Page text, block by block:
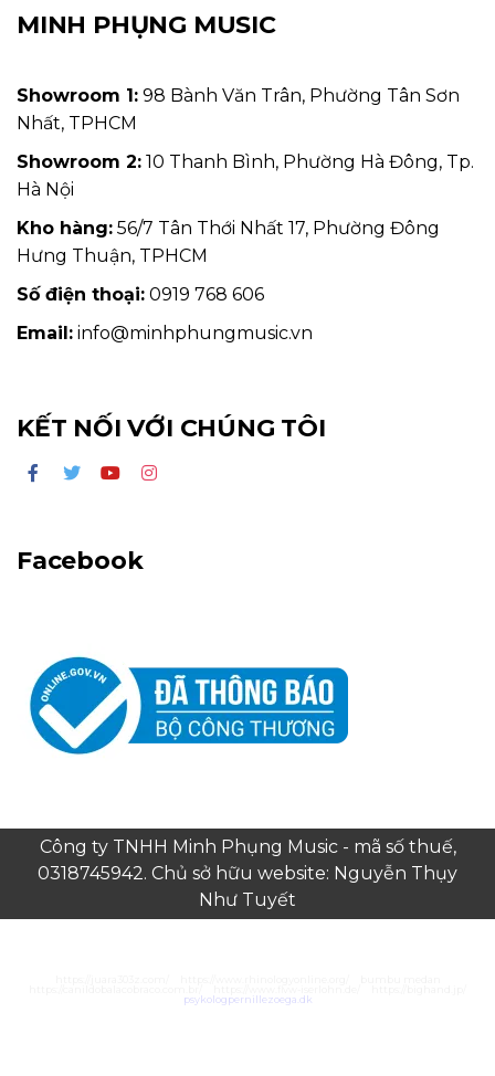
MINH PHỤNG MUSIC
Showroom 1: 98 Bành Văn Trân, Phường Tân Sơn
Nhất, TPHCM
Showroom 2: 10 Thanh Bình, Phường Hà Đông, Tp.
Hà Nội
Kho hàng: 56/7 Tân Thới Nhất 17, Phường Đông
Hưng Thuận, TPHCM
Số điện thoại: 0919 768 606
Email: info@minhphungmusic.vn
KẾT NỐI VỚI CHÚNG TÔI
Facebook
Công ty TNHH Minh Phụng Music - mã số thuế,
0318745942. Chủ sở hữu website: Nguyễn Thụy
Như Tuyết
psykologpernillezoega.dk